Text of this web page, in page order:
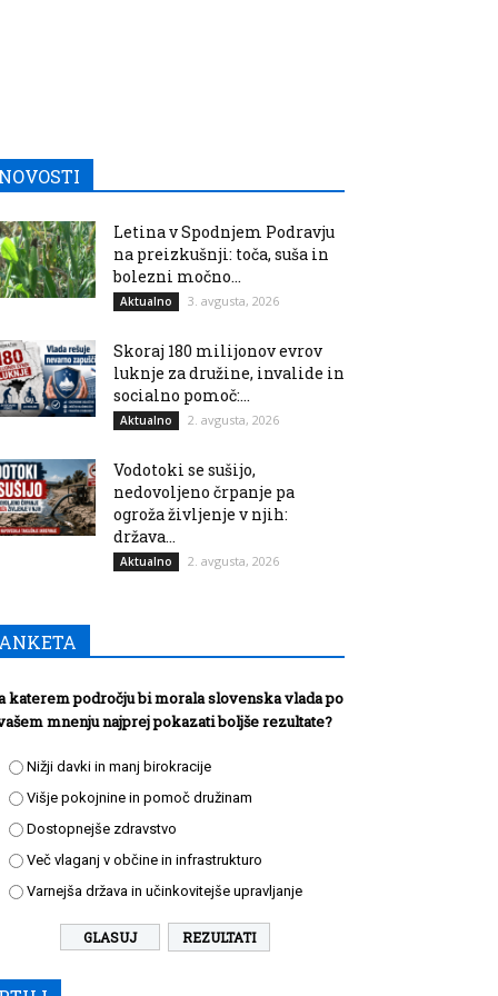
Letina v Spodnjem Podravju
na preizkušnji: toča, suša in
bolezni močno...
Aktualno 3. avgusta, 2026
Skoraj 180 milijonov evrov
luknje za družine, invalide in
socialno pomoč:...
Aktualno 2. avgusta, 2026
Vodotoki se sušijo,
nedovoljeno črpanje pa
ogroža življenje v njih:
država...
Aktualno 2. avgusta, 2026
katerem področju bi morala slovenska vlada po
mnenju najprej pokazati boljše rezultate?
Nižji davki in manj birokracije
Višje pokojnine in pomoč družinam
Dostopnejše zdravstvo
Več vlaganj v občine in infrastrukturo
Varnejša država in učinkovitejše upravljanje
REZULTATI